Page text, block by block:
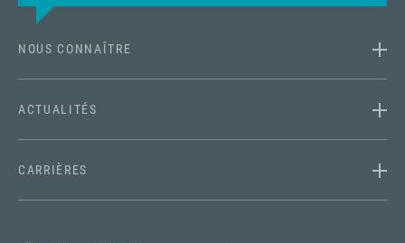
NOUS CONNAÎTRE
ACTUALITÉS
CARRIÈRES